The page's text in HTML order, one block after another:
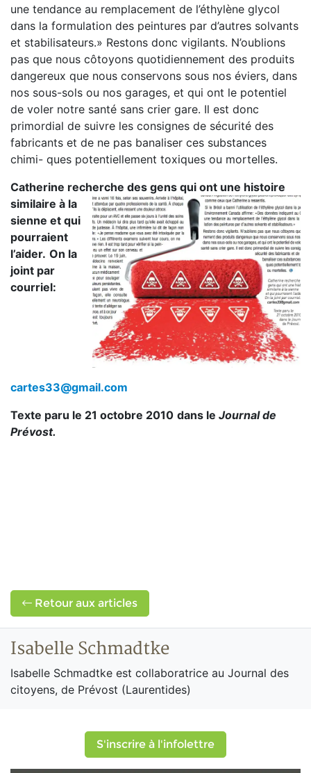
une tendance au remplacement de l’éthylène glycol
dans la formulation des peintures par d’autres solvants
et stabilisateurs.» Restons donc vigilants. N’oublions
pas que nous côtoyons quotidiennement des produits
dangereux que nous conservons sous nos éviers, dans
nos sous-sols ou nos garages, et qui ont le potentiel
de voler notre santé sans crier gare. Il est donc
primordial de suivre les consignes de sécurité des
fabricants et de ne pas banaliser ces substances
chimi- ques potentiellement toxiques ou mortelles.
Catherine recherche des gens qui ont une histoire
similaire à la
sienne et qui
pourraient
l’aider. On la
joint par
courriel:
cartes33@gmail.com
Texte paru le 21 octobre 2010 dans le Journal de
Prévost.
Retour aux articles
Isabelle Schmadtke
Isabelle Schmadtke est collaboratrice au Journal des
citoyens, de Prévost (Laurentides)
S'inscrire à l'infolettre